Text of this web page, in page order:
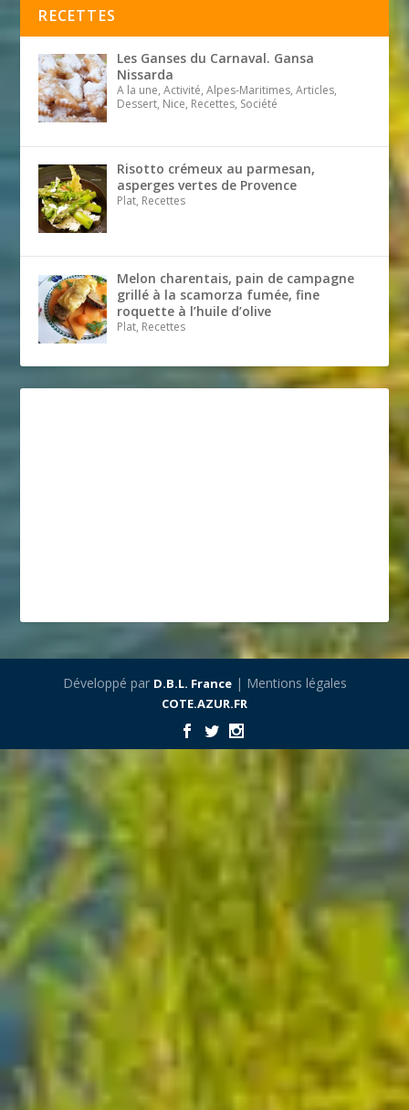
RECETTES
Les Ganses du Carnaval. Gansa
Nissarda
A la une, Activité, Alpes-Maritimes, Articles,
Dessert, Nice, Recettes, Société
Risotto crémeux au parmesan,
asperges vertes de Provence
Plat, Recettes
Melon charentais, pain de campagne
grillé à la scamorza fumée, fine
roquette à l’huile d’olive
Plat, Recettes
Développé par D.B.L. France| Mentions légales
COTE.AZUR.FR